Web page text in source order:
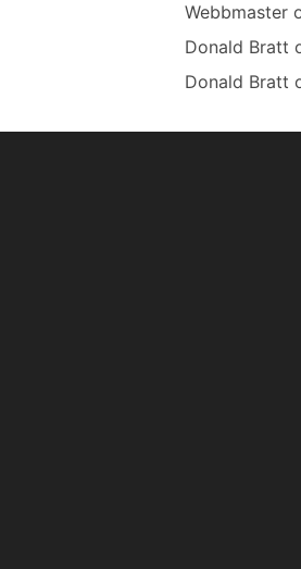
Webbmaster
Donald Bratt
Donald Bratt